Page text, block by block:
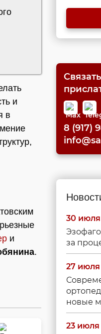
и
в
и
.
8 (917)
30 июля
за
27 июля
новые
23 июля